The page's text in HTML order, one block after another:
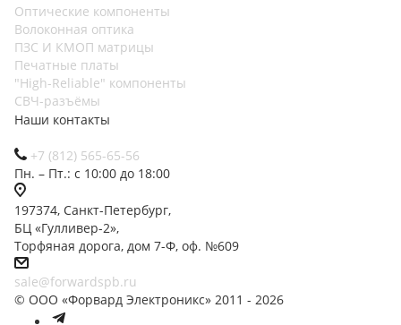
Оптические компоненты
Волоконная оптика
ПЗС И КМОП матрицы
Печатные платы
"High-Reliable" компоненты
СВЧ-разъёмы
Наши контакты
+7 (812) 565-65-56
Пн. – Пт.: с 10:00 до 18:00
197374, Санкт-Петербург,
БЦ «Гулливер-2»,
Торфяная дорога, дом 7-Ф, оф. №609
sale@forwardspb.ru
© ООО «Форвард Электроникс» 2011 - 2026